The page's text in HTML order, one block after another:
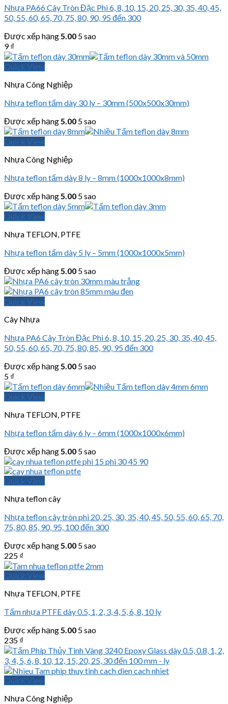
Nhựa PA66 Cây Tròn Đặc Phi 6, 8, 10, 15, 20, 25, 30, 35, 40, 45,
50, 55, 60, 65, 70, 75, 80, 90, 95 đến 300
Được xếp hạng5.00 5 sao
9₫
Quick View
Nhựa Công Nghiệp
Nhựa teflon tấm dày 30 ly – 30mm (500x500x30mm)
Được xếp hạng5.00 5 sao
Quick View
Nhựa Công Nghiệp
Nhựa teflon tấm dày 8 ly – 8mm (1000x1000x8mm)
Được xếp hạng5.00 5 sao
Quick View
Nhựa TEFLON, PTFE
Nhựa teflon tấm dày 5 ly – 5mm (1000x1000x5mm)
Được xếp hạng5.00 5 sao
Quick View
Cây Nhựa
Nhựa PA6 Cây Tròn Đặc Phi 6, 8, 10, 15, 20, 25, 30, 35, 40, 45,
50, 55, 60, 65, 70, 75, 80, 85, 90, 95 đến 300
Được xếp hạng5.00 5 sao
5 ₫
Quick View
Nhựa TEFLON, PTFE
Nhựa teflon tấm dày 6 ly – 6mm (1000x1000x6mm)
Được xếp hạng5.00 5 sao
Quick View
Nhựa teflon cây
Nhựa teflon cây tròn phi 20, 25, 30, 35, 40, 45, 50, 55, 60, 65, 70,
75, 80, 85, 90, 95, 100 đến 300
Được xếp hạng5.00 5 sao
225 ₫
Quick View
Nhựa TEFLON, PTFE
Tấm nhựa PTFE dày 0.5, 1, 2, 3, 4, 5, 6, 8, 10 ly
Được xếp hạng5.00 5 sao
235 ₫
Quick View
Nhựa Công Nghiệp